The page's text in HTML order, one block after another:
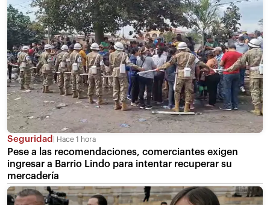
Seguridad Hace 1 hora
Pese a las recomendaciones, comerciantes exigen
ingresar a Barrio Lindo para intentar recuperar su
mercadería